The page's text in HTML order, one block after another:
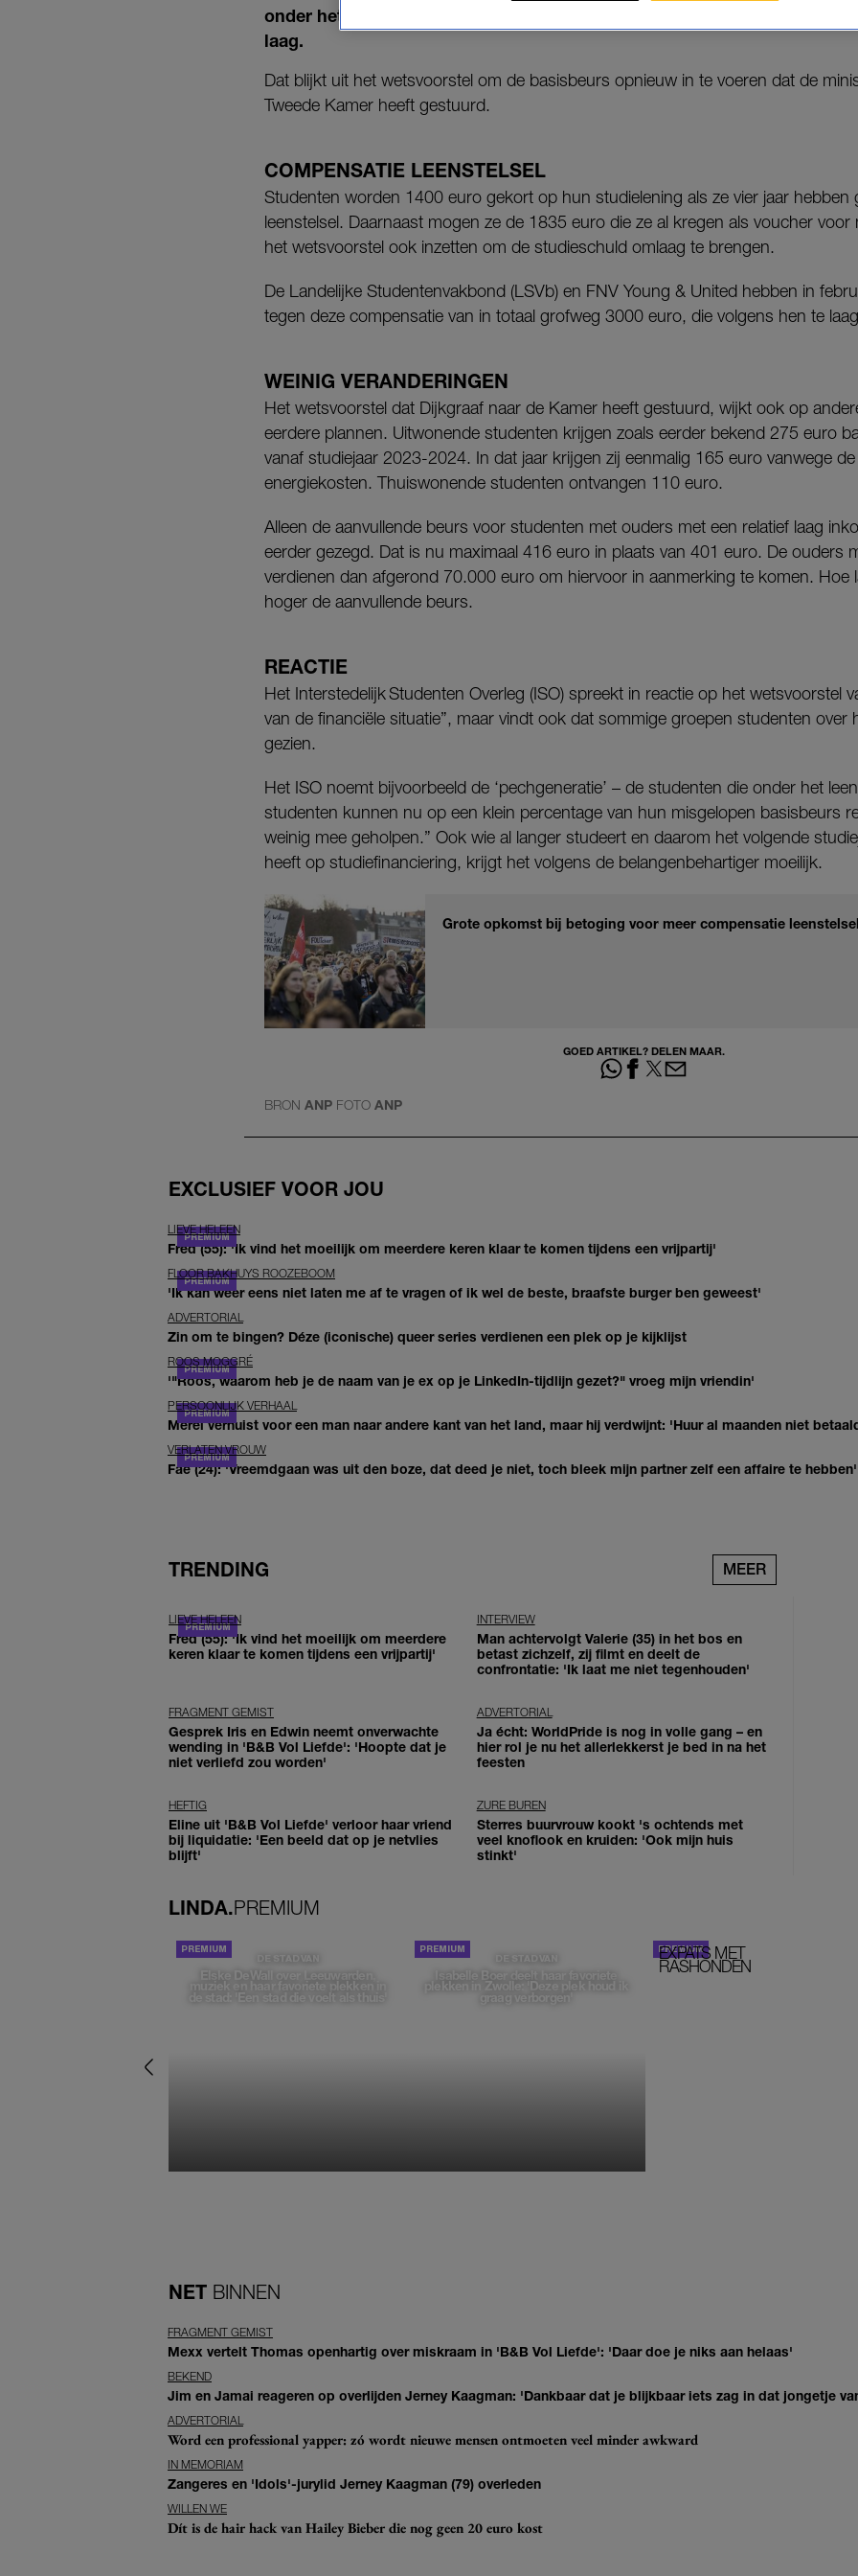
onder het oude leenstelsel vielen. Ook al vinden de studentenbonden
laag.
Dat blijkt uit het wetsvoorstel om de basisbeurs opnieuw in te voeren dat de
Tweede Kamer heeft gestuurd.
COMPENSATIE LEENSTELSEL
Studenten worden 1400 euro gekort op hun studielening als ze vier jaar hebben
leenstelsel. Daarnaast mogen ze de 1835 euro die ze al kregen als voucher
het wetsvoorstel ook inzetten om de studieschuld omlaag te brengen.
De Landelijke Studentenvakbond (LSVb) en FNV Young & United hebben in
tegen deze compensatie van in totaal grofweg 3000 euro, die volgens hen te
WEINIG VERANDERINGEN
Het wetsvoorstel dat Dijkgraaf naar de Kamer heeft gestuurd, wijkt ook op
eerdere plannen. Uitwonende studenten krijgen zoals eerder bekend 275 euro
vanaf studiejaar 2023-2024. In dat jaar krijgen zij eenmalig 165 euro vanwege
energiekosten. Thuiswonende studenten ontvangen 110 euro.
Alleen de aanvullende beurs voor studenten met ouders met een relatief laag
eerder gezegd. Dat is nu maximaal 416 euro in plaats van 401 euro. De ouders
verdienen dan afgerond 70.000 euro om hiervoor in aanmerking te komen. Hoe
hoger de aanvullende beurs.
REACTIE
Het Interstedelijk Studenten Overleg (ISO) spreekt in reactie op het wetsvoorstel
van de financiële situatie”, maar vindt ook dat sommige groepen studenten over
gezien.
Het ISO noemt bijvoorbeeld de ‘pechgeneratie’ – de studenten die onder het
studenten kunnen nu op een klein percentage van hun misgelopen basisbeurs
weinig mee geholpen.” Ook wie al langer studeert en daarom het volgende
heeft op studiefinanciering, krijgt het volgens de belangenbehartiger moeilijk.
Grote opkomst bij betoging voor meer compensatie
GOED ARTIKEL? DELEN MAAR.
BRON ANP FOTO ANP
EXCLUSIEF VOOR JOU
LIEVE HELEEN
Fred (55): 'Ik vind het moeilijk om meerdere keren klaar te komen tijdens een vrijpartij'
FLOOR BAKHUYS ROOZEBOOM
'Ik kan weer eens niet laten me af te vragen of ik wel de beste, braafste burger ben geweest'
ADVERTORIAL
Zin om te bingen? Déze (iconische) queer series verdienen een plek op je kijklijst
ROOS MOGGRÉ
'"Roos, waarom heb je de naam van je ex op je LinkedIn-tijdlijn gezet?" vroeg mijn vriendin'
PERSOONLIJK VERHAAL
Merel verhuist voor een man naar andere kant van het land, maar hij verdwijnt: 'Huur al maanden niet
VERLATEN VROUW
Fae (24): 'Vreemdgaan was uit den boze, dat deed je niet, toch bleek mijn partner zelf een affaire te hebben'
TRENDING MEER
LIEVE HELEEN
Fred (55): 'Ik vind het moeilijk om meerdere
keren klaar te komen tijdens een vrijpartij'
INTERVIEW
Man achtervolgt Valerie (35) in het bos en
betast zichzelf, zij filmt en deelt de
confrontatie: 'Ik laat me niet tegenhouden'
FRAGMENT GEMIST
Gesprek Iris en Edwin neemt onverwachte
wending in 'B&B Vol Liefde': 'Hoopte dat je
niet verliefd zou worden'
ADVERTORIAL
Ja écht: WorldPride is nog in volle gang – en
hier rol je nu het allerlekkerst je bed in na het
feesten
HEFTIG
Eline uit 'B&B Vol Liefde' verloor haar vriend
bij liquidatie: 'Een beeld dat op je netvlies
blijft'
ZURE BUREN
Sterres buurvrouw kookt 's ochtends met
veel knoflook en kruiden: 'Ook mijn huis
stinkt'
LINDA.PREMIUM
DE STAD VAN
Elske DeWall over Leeuwarden,
muziek en haar favoriete plekken in
de stad: 'Een stad die voelt als thuis'
DE STAD VAN
Isabelle Boer deelt haar favoriete
plekken in Zwolle: 'Deze plek houd ik
graag verborgen'
EXPATS MET
RASHONDEN
NET BINNEN
FRAGMENT GEMIST
Mexx vertelt Thomas openhartig over miskraam in 'B&B Vol Liefde': 'Daar doe je niks aan helaas'
BEKEND
Jim en Jamai reageren op overlijden Jerney Kaagman: 'Dankbaar dat je blijkbaar iets zag in dat jongetje
ADVERTORIAL
Word een professional yapper: zó wordt nieuwe mensen ontmoeten veel minder awkward
IN MEMORIAM
Zangeres en 'Idols'-jurylid Jerney Kaagman (79) overleden
WILLEN WE
Dít is de hair hack van Hailey Bieber die nog geen 20 euro kost